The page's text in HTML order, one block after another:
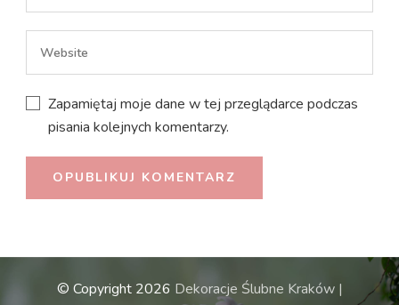
Zapamiętaj moje dane w tej przeglądarce podczas
pisania kolejnych komentarzy.
© Copyright 2026 Dekoracje Ślubne Kraków |